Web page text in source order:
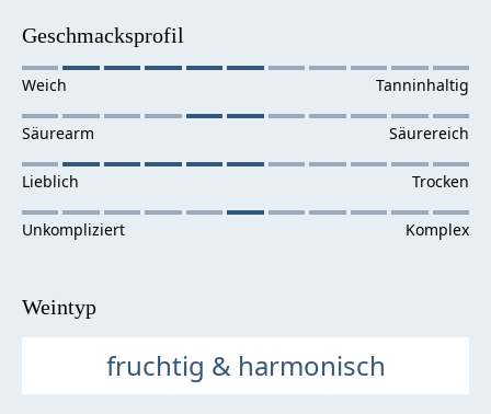
Geschmacksprofil
Weintyp
fruchtig & harmonisch